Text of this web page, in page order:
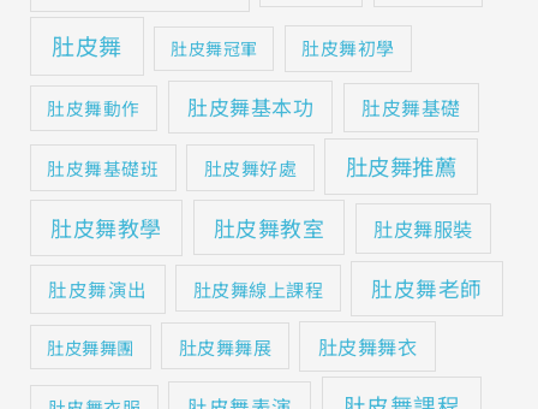
肚皮舞 肚皮舞冠軍 肚皮舞初學
肚皮舞動作 肚皮舞基本功 肚皮舞基礎
肚皮舞基礎班 肚皮舞好處
肚皮舞推薦
肚皮舞教學
肚皮舞教室 肚皮舞服裝
肚皮舞演出 肚皮舞線上課程 肚皮舞老師
肚皮舞舞團 肚皮舞舞展 肚皮舞舞衣